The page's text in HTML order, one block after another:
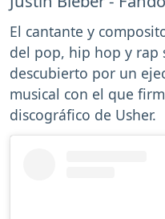
El cantante y
del pop, hip hop y rap
descubierto por un
musical con el que
discográfico de Usher.